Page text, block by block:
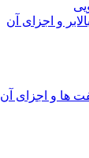
و اجزای آن
ها و اجزای آن